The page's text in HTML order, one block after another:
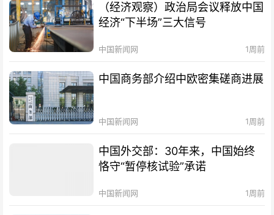
（经济观察）政治局会议释放中国
经济“下半场”三大信号
中国新闻网 1周前
中国商务部介绍中欧密集磋商进展
中国新闻网 1周前
中国外交部：30年来，中国始终
恪守“暂停核试验”承诺
中国新闻网 1周前